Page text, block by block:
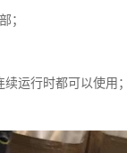
；
运行时都可以使用；